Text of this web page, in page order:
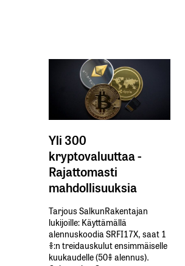
Yli 300
kryptovaluuttaa -
Rajattomasti
mahdollisuuksia
Tarjous SalkunRakentajan
lukijoille: Käyttämällä​ ​
alennuskoodia​ ​SRFI17X,​ ​saat​ ​1
%:n treidauskulut​ ​ensimmäiselle​ ​
kuukaudelle​ ​(50%​ ​alennus).